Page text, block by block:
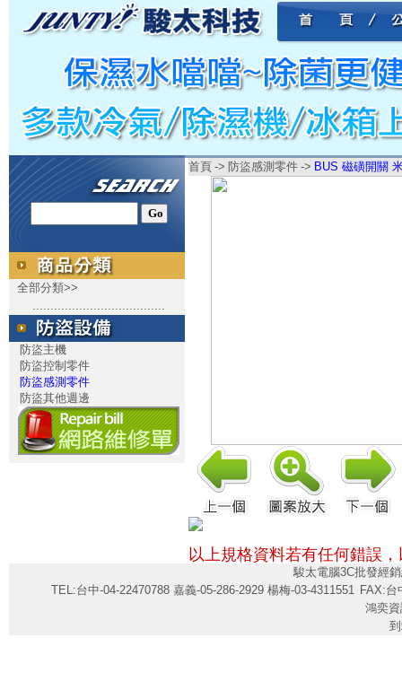
全部分類>>
.....................................
防盜主機
防盜控制零件
防盜感測零件
防盜其他週邊
首頁 -> 防盜感測零件 -> BUS 磁磺開關
以上規格資料若有任何錯誤
駿太電腦3C批發經
TEL:台中-04-22470788 嘉義-05-286-2929 楊梅-03-4311551 FAX:台
鴻奕